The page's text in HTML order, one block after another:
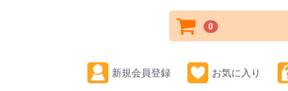
新規会員登録 お気に入り
0